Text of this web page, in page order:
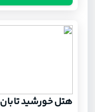
هتل خورشید تابان